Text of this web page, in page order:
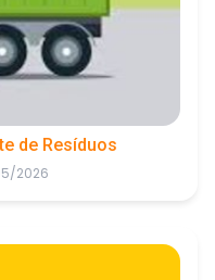
de Resíduos
2026